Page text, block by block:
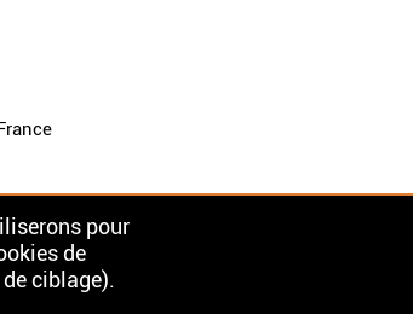
pour
de
ciblage).